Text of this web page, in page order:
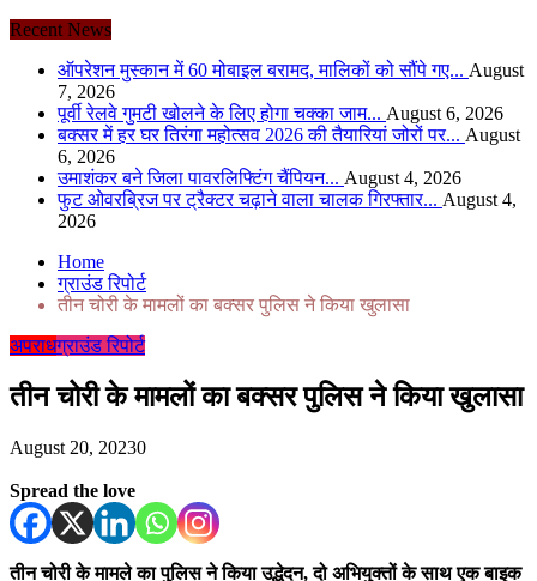
Recent News
ऑपरेशन मुस्कान में 60 मोबाइल बरामद, मालिकों को सौंपे गए... August
7, 2026
पूर्वी रेलवे गुमटी खोलने के लिए होगा चक्का जाम... August 6, 2026
बक्सर में हर घर तिरंगा महोत्सव 2026 की तैयारियां जोरों पर... August
6, 2026
उमाशंकर बने जिला पावरलिफ्टिंग चैंपियन... August 4, 2026
फुट ओवरब्रिज पर ट्रैक्टर चढ़ाने वाला चालक गिरफ्तार... August 4,
2026
Home
ग्राउंड रिपोर्ट
तीन चोरी के मामलों का बक्सर पुलिस ने किया खुलासा
अपराधग्राउंड रिपोर्ट
तीन चोरी के मामलों का बक्सर पुलिस ने किया खुलासा
August 20, 20230
Spread the love
तीन चोरी के मामले का पुलिस ने किया उद्भेदन, दो अभियुक्तों के साथ एक बाइक